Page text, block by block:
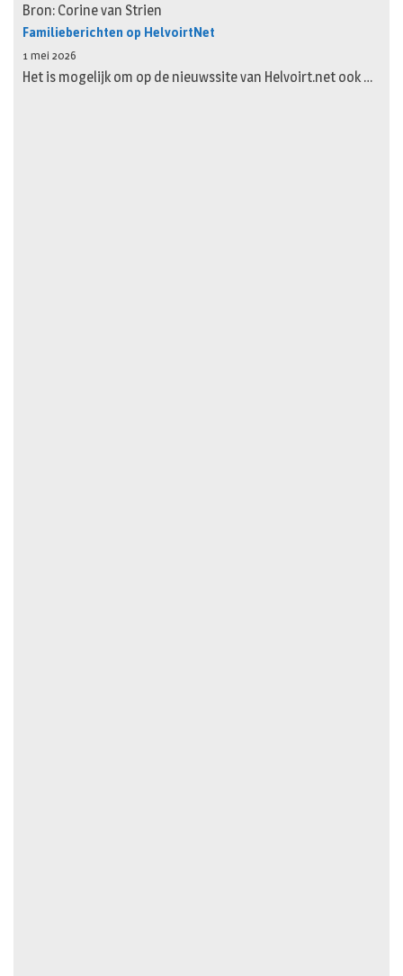
Bron: Corine van Strien
Familieberichten op HelvoirtNet
1 mei 2026
Het is mogelijk om op de nieuwssite van Helvoirt.net ook …